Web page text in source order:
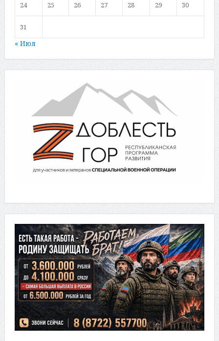
24 25 26 27 28 29 30
31
« Июл